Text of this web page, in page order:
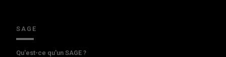
SAGE
Qu'est-ce qu'un SAGE ?